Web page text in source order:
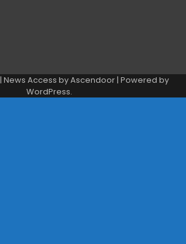
| News Access byAscendoor | Powered by
WordPress.